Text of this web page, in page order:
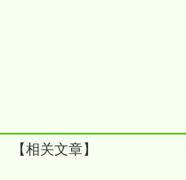
【相关文章】